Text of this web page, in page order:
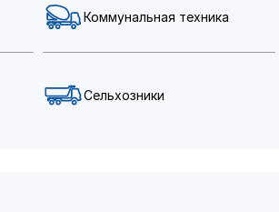
Коммунальная техника
Сельхозники